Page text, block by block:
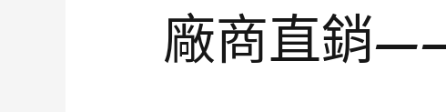
廠商直銷